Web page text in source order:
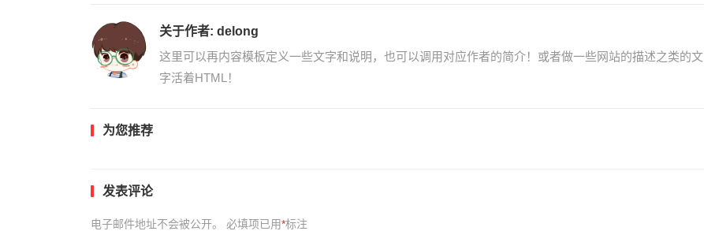
关于作者: delong
这里可以再内容模板定义一些文字和说明，也可以调用对应作者的简介！或者做一些网站的描述之类的文
字活着HTML！
为您推荐
发表评论
电子邮件地址不会被公开。 必填项已用*标注